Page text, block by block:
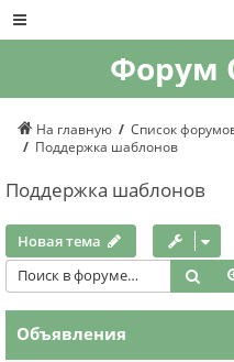
Форум
На главную Список
Поддержка шаблонов
Поддержка шаблонов
Новая тема
Объявления